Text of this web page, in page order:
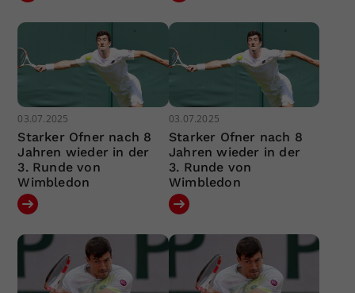
03.07.2025
Starker Ofner nach 8
Jahren wieder in der
3. Runde von
Wimbledon
03.07.2025
Starker Ofner nach 8
Jahren wieder in der
3. Runde von
Wimbledon